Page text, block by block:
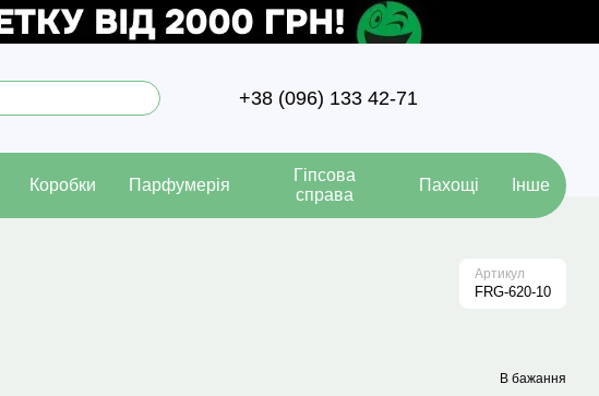
+38 (096) 133 42-71
Коробки Парфумерія
Гіпсова
справа
Пахощі Інше
Артикул
FRG-620-10
В бажання